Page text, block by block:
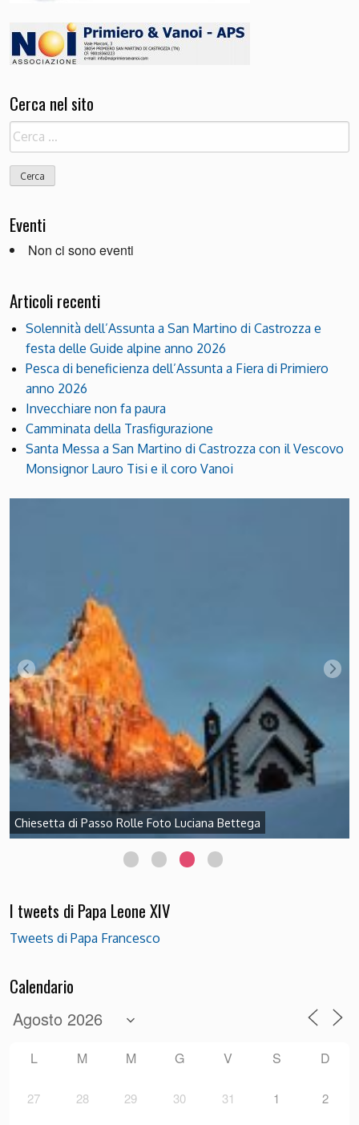
Cerca nel sito
Ricerca
per:
Eventi
Non ci sono eventi
Articoli recenti
Solennità dell’Assunta a San Martino di Castrozza e
festa delle Guide alpine anno 2026
Pesca di beneficienza dell’Assunta a Fiera di Primiero
anno 2026
Invecchiare non fa paura
Camminata della Trasfigurazione
Santa Messa a San Martino di Castrozza con il Vescovo
Monsignor Lauro Tisi e il coro Vanoi
Chiesetta di Passo Rolle Foto Luciana Bettega
I tweets di Papa Leone XIV
Tweets di Papa Francesco
Calendario
L M M G V S D
27 28 29 30 31 1 2